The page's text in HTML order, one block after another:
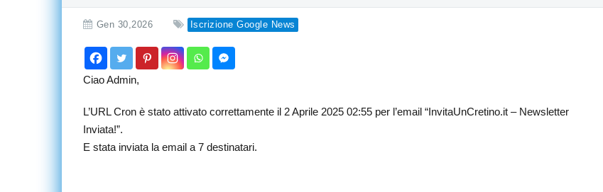
Gen 30,2026 Iscrizione Google News
Ciao Admin,
L’URL Cron è stato attivato correttamente il 2 Aprile 2025 02:55 per l’email “InvitaUnCretino.it – Newsletter
Inviata!”.
E stata inviata la email a 7 destinatari.